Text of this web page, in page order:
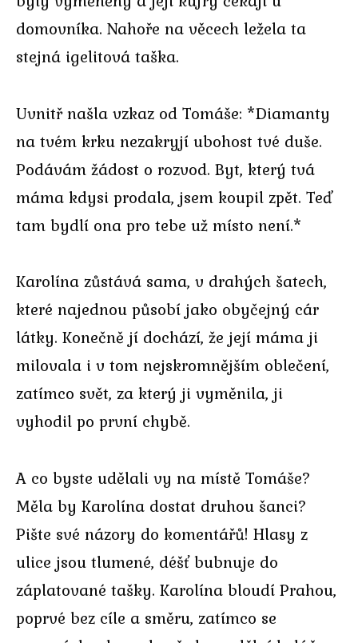
domovníka. Nahoře na věcech ležela ta
stejná igelitová taška.
Uvnitř našla vzkaz od Tomáše: *Diamanty
na tvém krku nezakryjí ubohost tvé duše.
Podávám žádost o rozvod. Byt, který tvá
máma kdysi prodala, jsem koupil zpět. Teď
tam bydlí ona pro tebe už místo není.*
Karolína zůstává sama, v drahých šatech,
které najednou působí jako obyčejný cár
látky. Konečně jí dochází, že její máma ji
milovala i v tom nejskromnějším oblečení,
zatímco svět, za který ji vyměnila, ji
vyhodil po první chybě.
A co byste udělali vy na místě Tomáše?
Měla by Karolína dostat druhou šanci?
Pište své názory do komentářů! Hlasy z
ulice jsou tlumené, déšť bubnuje do
záplatované tašky. Karolína bloudí Prahou,
poprvé bez cíle a směru, zatímco se